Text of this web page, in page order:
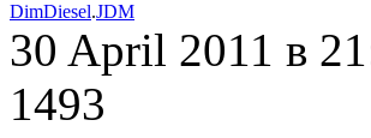
DimDiesel.JDM
30 April 2011 в
1493